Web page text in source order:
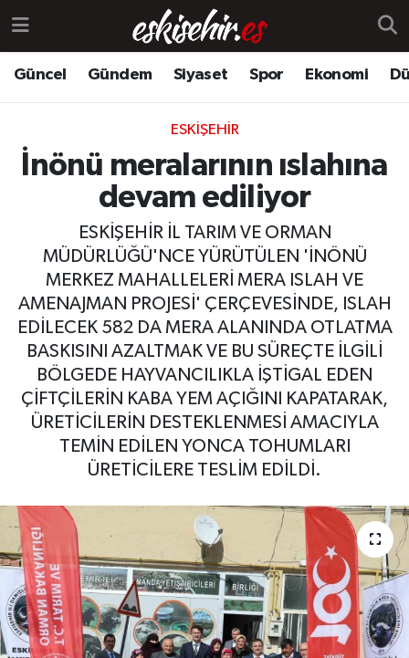
Güncel Gündem Siyaset Spor Ekonomi
ESKIŞEHIR
İnönü meralarının ıslahına
devam ediliyor
ESKİŞEHİR İL TARIM VE ORMAN
MÜDÜRLÜĞÜ'NCE YÜRÜTÜLEN 'İNÖNÜ
MERKEZ MAHALLELERİ MERA ISLAH VE
AMENAJMAN PROJESİ' ÇERÇEVESİNDE, ISLAH
EDİLECEK 582 DA MERA ALANINDA OTLATMA
BASKISINI AZALTMAK VE BU SÜREÇTE İLGİLİ
BÖLGEDE HAYVANCILIKLA İŞTİGAL EDEN
ÇİFTÇİLERİN KABA YEM AÇIĞINI KAPATARAK,
ÜRETİCİLERİN DESTEKLENMESİ AMACIYLA
TEMİN EDİLEN YONCA TOHUMLARI
ÜRETİCİLERE TESLİM EDİLDİ.